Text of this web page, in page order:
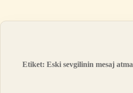
Etiket:Eski sevgilinin mesaj